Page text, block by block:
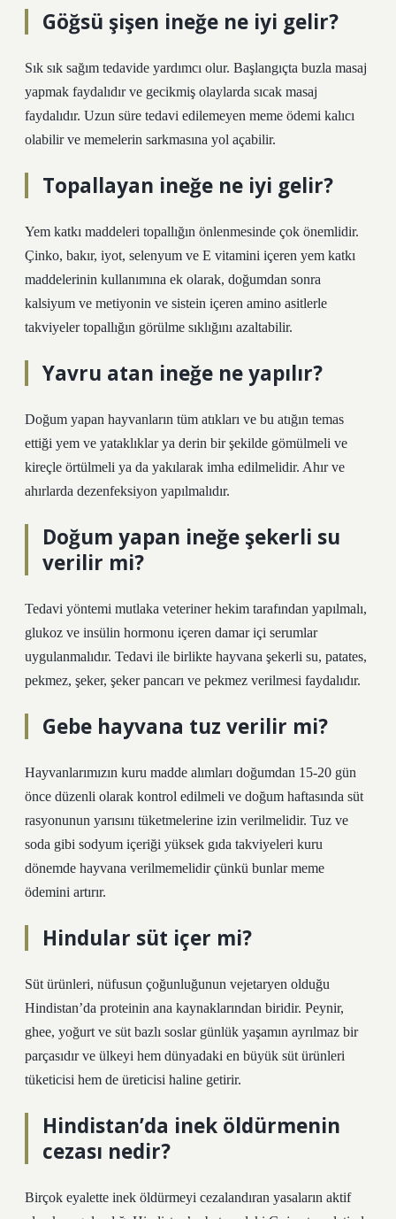
Göğsü şişen ineğe ne iyi gelir?
Sık sık sağım tedavide yardımcı olur. Başlangıçta buzla masaj
yapmak faydalıdır ve gecikmiş olaylarda sıcak masaj
faydalıdır. Uzun süre tedavi edilemeyen meme ödemi kalıcı
olabilir ve memelerin sarkmasına yol açabilir.
Topallayan ineğe ne iyi gelir?
Yem katkı maddeleri topallığın önlenmesinde çok önemlidir.
Çinko, bakır, iyot, selenyum ve E vitamini içeren yem katkı
maddelerinin kullanımına ek olarak, doğumdan sonra
kalsiyum ve metiyonin ve sistein içeren amino asitlerle
takviyeler topallığın görülme sıklığını azaltabilir.
Yavru atan ineğe ne yapılır?
Doğum yapan hayvanların tüm atıkları ve bu atığın temas
ettiği yem ve yataklıklar ya derin bir şekilde gömülmeli ve
kireçle örtülmeli ya da yakılarak imha edilmelidir. Ahır ve
ahırlarda dezenfeksiyon yapılmalıdır.
Doğum yapan ineğe şekerli su
verilir mi?
Tedavi yöntemi mutlaka veteriner hekim tarafından yapılmalı,
glukoz ve insülin hormonu içeren damar içi serumlar
uygulanmalıdır. Tedavi ile birlikte hayvana şekerli su, patates,
pekmez, şeker, şeker pancarı ve pekmez verilmesi faydalıdır.
Gebe hayvana tuz verilir mi?
Hayvanlarımızın kuru madde alımları doğumdan 15-20 gün
önce düzenli olarak kontrol edilmeli ve doğum haftasında süt
rasyonunun yarısını tüketmelerine izin verilmelidir. Tuz ve
soda gibi sodyum içeriği yüksek gıda takviyeleri kuru
dönemde hayvana verilmemelidir çünkü bunlar meme
ödemini artırır.
Hindular süt içer mi?
Süt ürünleri, nüfusun çoğunluğunun vejetaryen olduğu
Hindistan’da proteinin ana kaynaklarından biridir. Peynir,
ghee, yoğurt ve süt bazlı soslar günlük yaşamın ayrılmaz bir
parçasıdır ve ülkeyi hem dünyadaki en büyük süt ürünleri
tüketicisi hem de üreticisi haline getirir.
Hindistan’da inek öldürmenin
cezası nedir?
Birçok eyalette inek öldürmeyi cezalandıran yasaların aktif